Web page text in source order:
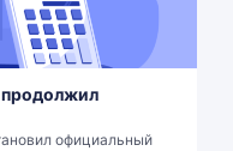
продолжил
официальный